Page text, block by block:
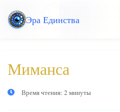
Эра Единства
Миманса
Время чтения: 2 минуты